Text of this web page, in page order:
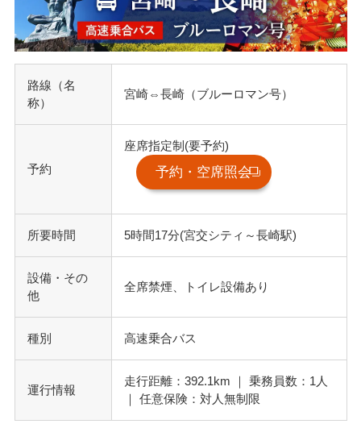
路線（名
称）
宮崎⇔長崎（ブルーロマン号）
予約
座席指定制(要予約)
予約・空席照会
所要時間 5時間17分(宮交シティ～長崎駅)
設備・その
他
全席禁煙、トイレ設備あり
種別 高速乗合バス
運行情報
走行距離：392.1km ｜ 乗務員数：1人
｜ 任意保険：対人無制限